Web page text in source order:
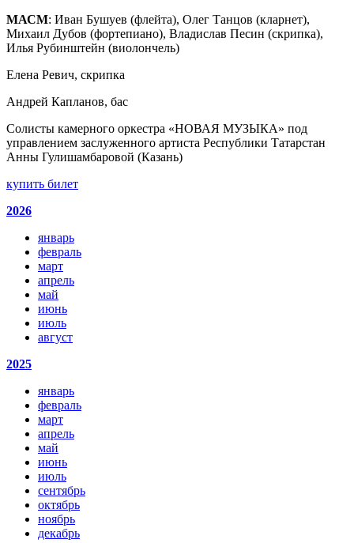
МАСМ: Иван Бушуев (флейта), Олег Танцов (кларнет),
Михаил Дубов (фортепиано), Владислав Песин (скрипка),
Илья Рубинштейн (виолончель)
Елена Ревич, скрипка
Андрей Капланов, бас
Солисты камерного оркестра «НОВАЯ МУЗЫКА» под
управлением заслуженного артиста Республики Татарстан
Анны Гулишамбаровой (Казань)
купить билет
2026
январь
февраль
март
апрель
май
июнь
июль
август
2025
январь
февраль
март
апрель
май
июнь
июль
сентябрь
октябрь
ноябрь
декабрь